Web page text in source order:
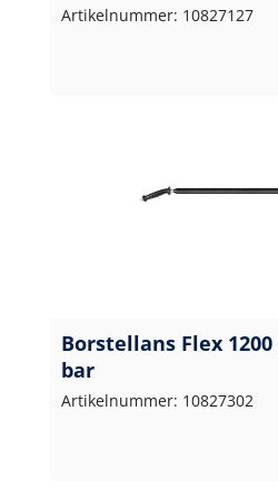
Artikelnummer: 10827127
Borstellans Flex 1200
bar
Artikelnummer: 10827302